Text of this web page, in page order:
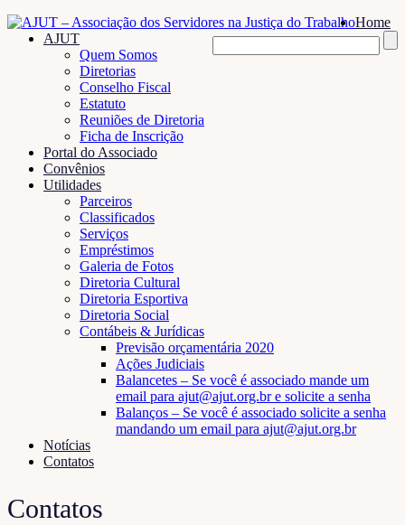
Home
AJUT
Quem Somos
Diretorias
Conselho Fiscal
Estatuto
Reuniões de Diretoria
Ficha de Inscrição
Portal do Associado
Convênios
Utilidades
Parceiros
Classificados
Serviços
Empréstimos
Galeria de Fotos
Diretoria Cultural
Diretoria Esportiva
Diretoria Social
Contábeis & Jurídicas
Previsão orçamentária 2020
Ações Judiciais
Balancetes – Se você é associado mande um
email para ajut@ajut.org.br e solicite a senha
Balanços – Se você é associado solicite a senha
mandando um email para ajut@ajut.org.br
Notícias
Contatos
Contatos